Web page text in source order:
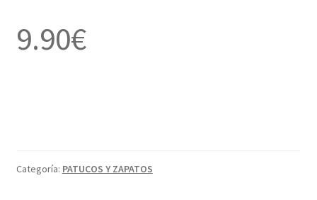
9.90€
Categoría: PATUCOS Y ZAPATOS